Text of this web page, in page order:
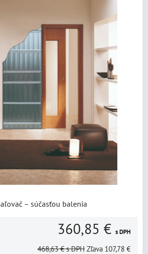
– súčasťou balenia
360,85 € s DPH
468,63 € s DPH Zľava 107,78 €